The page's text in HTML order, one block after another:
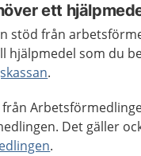
ett
stöd från
hjälpmedel som du
.
Det gäller
.